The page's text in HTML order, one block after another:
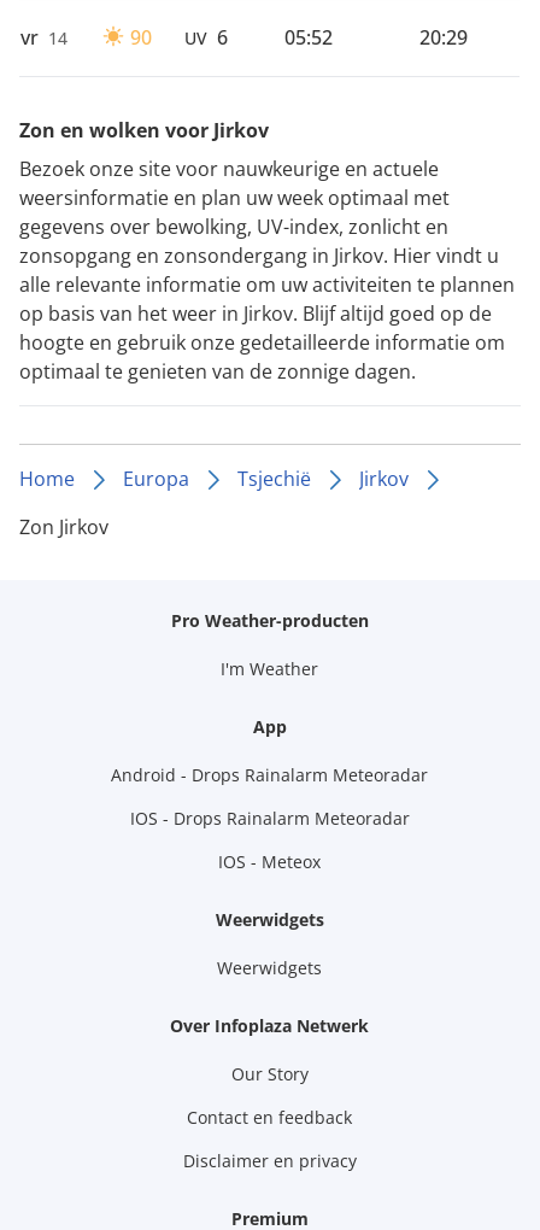
vr 14 90 UV 6 05:52 20:29
Zon en wolken voor Jirkov
Bezoek onze site voor nauwkeurige en actuele
weersinformatie en plan uw week optimaal met
gegevens over bewolking, UV-index, zonlicht en
zonsopgang en zonsondergang in Jirkov. Hier vindt u
alle relevante informatie om uw activiteiten te plannen
op basis van het weer in Jirkov. Blijf altijd goed op de
hoogte en gebruik onze gedetailleerde informatie om
optimaal te genieten van de zonnige dagen.
Home Europa Tsjechië
Jirkov
Zon Jirkov
Pro Weather-producten
I'm Weather
App
Android - Drops Rainalarm Meteoradar
IOS - Drops Rainalarm Meteoradar
IOS - Meteox
Weerwidgets
Weerwidgets
Over Infoplaza Netwerk
Our Story
Contact en feedback
Disclaimer en privacy
Premium